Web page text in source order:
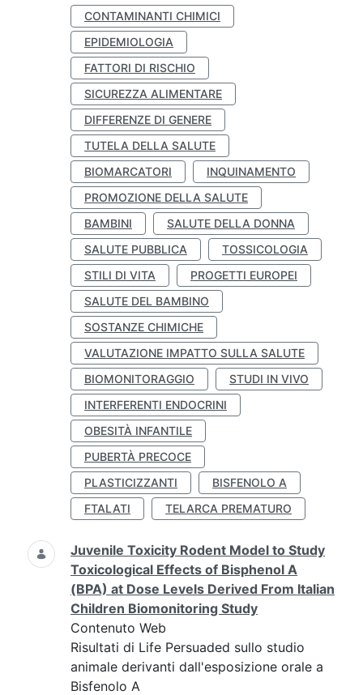
CONTAMINANTI CHIMICI
EPIDEMIOLOGIA
FATTORI DI RISCHIO
SICUREZZA ALIMENTARE
DIFFERENZE DI GENERE
TUTELA DELLA SALUTE
BIOMARCATORI
INQUINAMENTO
PROMOZIONE DELLA SALUTE
BAMBINI
SALUTE DELLA DONNA
SALUTE PUBBLICA
TOSSICOLOGIA
STILI DI VITA
PROGETTI EUROPEI
SALUTE DEL BAMBINO
SOSTANZE CHIMICHE
VALUTAZIONE IMPATTO SULLA SALUTE
BIOMONITORAGGIO
STUDI IN VIVO
INTERFERENTI ENDOCRINI
OBESITÀ INFANTILE
PUBERTÀ PRECOCE
PLASTICIZZANTI
BISFENOLO A
FTALATI
TELARCA PREMATURO
Juvenile Toxicity Rodent Model to Study
Toxicological Effects of Bisphenol A
(BPA) at Dose Levels Derived From Italian
Children Biomonitoring Study
Contenuto Web
Risultati di Life Persuaded sullo studio
animale derivanti dall'esposizione orale a
Bisfenolo A